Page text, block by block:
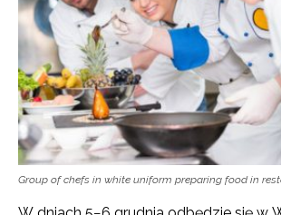
Group of chefs in white uniform preparing food in